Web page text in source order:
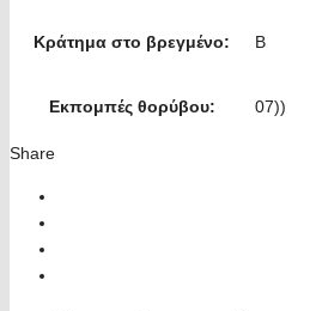
Κράτημα στο βρεγμένο: B
Εκπομπές θορύβου: 07))
Share